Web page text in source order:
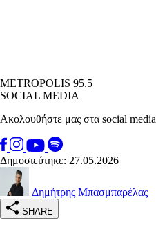
METROPOLIS 95.5
SOCIAL MEDIA
Ακολουθήστε μας στα social media
Δημοσιεύτηκε: 27.05.2026
Δημήτρης Μπασμπαρέλας
SHARE